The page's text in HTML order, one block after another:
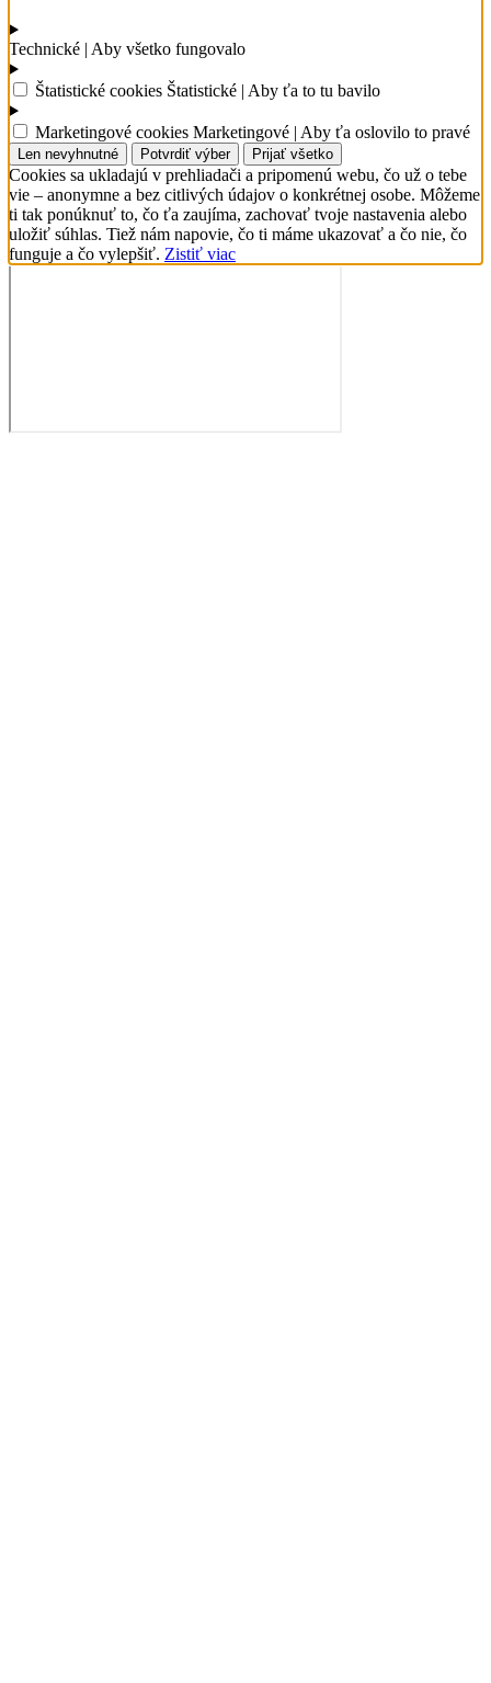
Technické | Aby všetko fungovalo
Štatistické cookies Štatistické | Aby ťa to tu bavilo
Marketingové cookies Marketingové | Aby ťa oslovilo to pravé
Len nevyhnutné Potvrdiť výber Prijať všetko
Cookies sa ukladajú v prehliadači a pripomenú webu, čo už o tebe
vie – anonymne a bez citlivých údajov o konkrétnej osobe. Môžeme
ti tak ponúknuť to, čo ťa zaujíma, zachovať tvoje nastavenia alebo
uložiť súhlas. Tiež nám napovie, čo ti máme ukazovať a čo nie, čo
funguje a čo vylepšiť. Zistiť viac